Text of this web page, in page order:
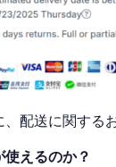
、配送に関する
えるのか？